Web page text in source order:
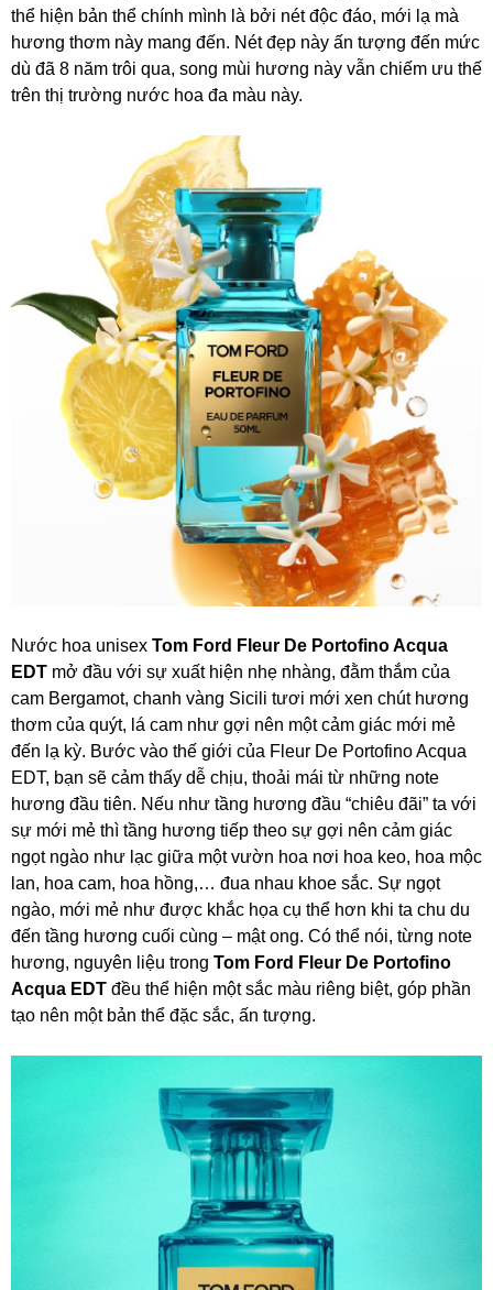
thể hiện bản thể chính mình là bởi nét độc đáo, mới lạ mà
hương thơm này mang đến. Nét đẹp này ấn tượng đến mức
dù đã 8 năm trôi qua, song mùi hương này vẫn chiếm ưu thế
trên thị trường nước hoa đa màu này.
Nước hoa unisex Tom Ford Fleur De Portofino Acqua
EDT mở đầu với sự xuất hiện nhẹ nhàng, đằm thắm của
cam Bergamot, chanh vàng Sicili tươi mới xen chút hương
thơm của quýt, lá cam như gợi nên một cảm giác mới mẻ
đến lạ kỳ. Bước vào thế giới của Fleur De Portofino Acqua
EDT, bạn sẽ cảm thấy dễ chịu, thoải mái từ những note
hương đầu tiên. Nếu như tầng hương đầu “chiêu đãi” ta với
sự mới mẻ thì tầng hương tiếp theo sự gợi nên cảm giác
ngọt ngào như lạc giữa một vườn hoa nơi hoa keo, hoa mộc
lan, hoa cam, hoa hồng,… đua nhau khoe sắc. Sự ngọt
ngào, mới mẻ như được khắc họa cụ thể hơn khi ta chu du
đến tầng hương cuối cùng – mật ong. Có thể nói, từng note
hương, nguyên liệu trong Tom Ford Fleur De Portofino
Acqua EDT đều thể hiện một sắc màu riêng biệt, góp phần
tạo nên một bản thể đặc sắc, ấn tượng.